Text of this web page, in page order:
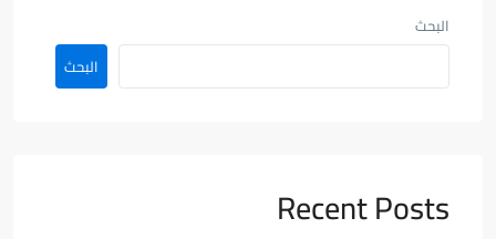
البحث
البحث
Recent Posts